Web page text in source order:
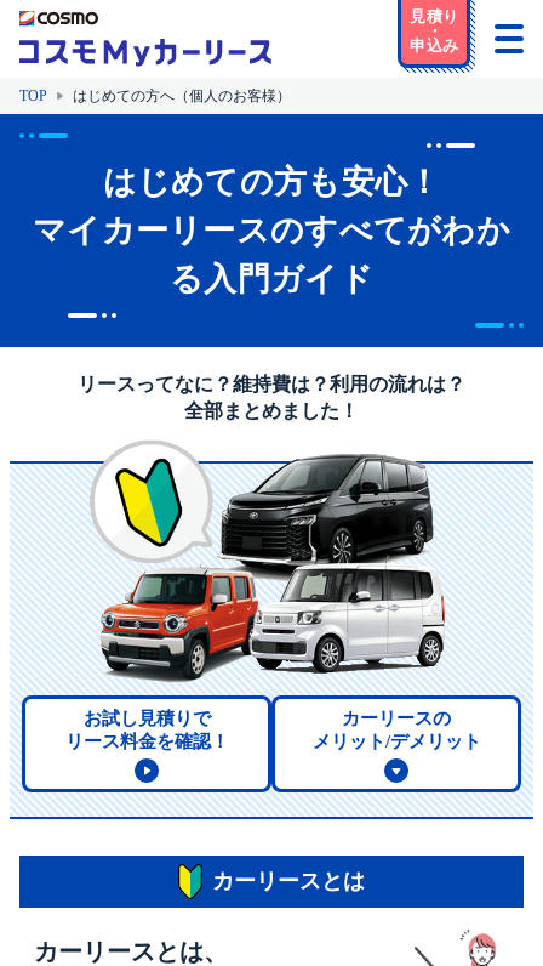
TOP はじめての方へ（個人のお客様）
はじめての方も安心！
マイカーリースのすべてがわか
る入門ガイド
リースってなに？維持費は？利用の流れは？
全部まとめました！
お試し見積りで
リース料金を確認！
カーリースの
メリット/デメリット
カーリースとは
カーリースとは、